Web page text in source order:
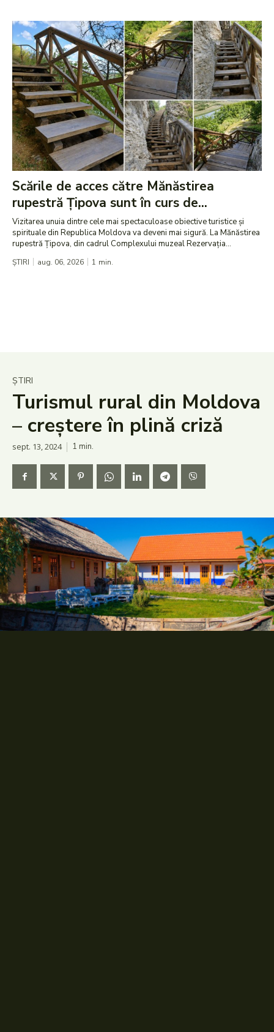
Scările de acces către Mănăstirea
rupestră Țipova sunt în curs de...
Vizitarea unuia dintre cele mai spectaculoase obiective turistice și
spirituale din Republica Moldova va deveni mai sigură. La Mănăstirea
rupestră Țipova, din cadrul Complexului muzeal Rezervația...
ȘTIRI aug. 06, 2026 1 min.